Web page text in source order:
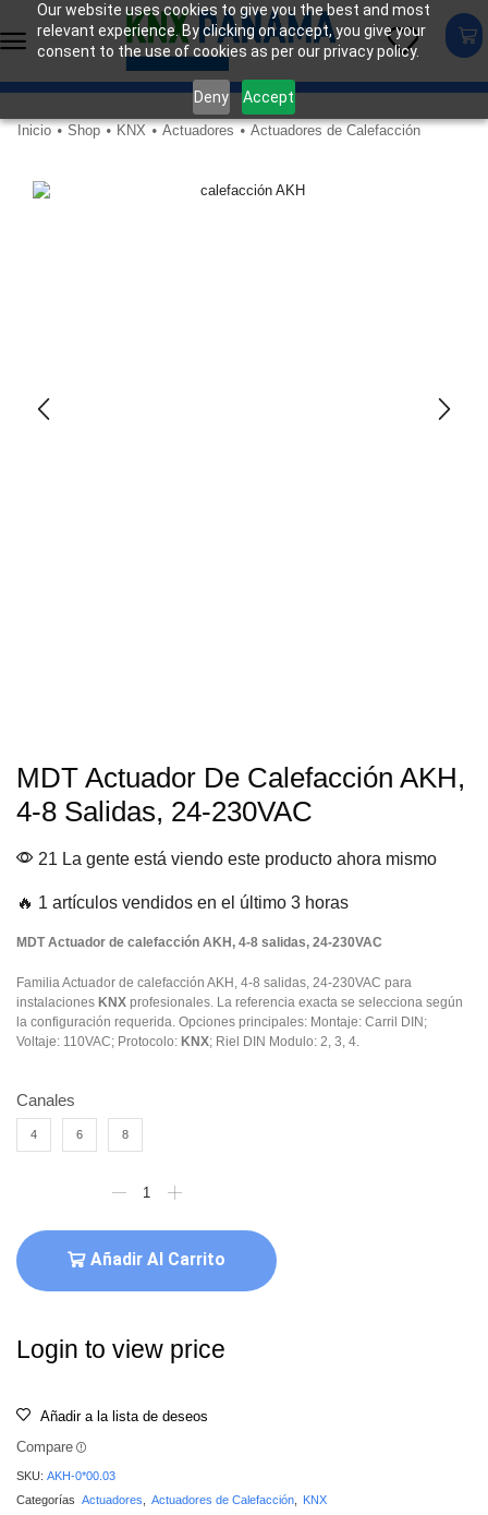
Our website uses cookies to give you the best and most
relevant experience. By clicking on accept, you give your
consent to the use of cookies as per our privacy policy.
Deny Accept
Inicio • Shop • KNX • Actuadores • Actuadores de Calefacción
MDT Actuador De Calefacción AKH,
4-8 Salidas, 24-230VAC
21 La gente está viendo este producto ahora mismo
🔥 1 artículos vendidos en el último 3 horas
MDT Actuador de calefacción AKH, 4-8 salidas, 24-230VAC
Familia Actuador de calefacción AKH, 4-8 salidas, 24-230VAC para
instalaciones KNX profesionales. La referencia exacta se selecciona según
la configuración requerida. Opciones principales: Montaje: Carril DIN;
Voltaje: 110VAC; Protocolo: KNX; Riel DIN Modulo: 2, 3, 4.
Canales
4 6 8
Añadir Al Carrito
Login to view price
Añadir a la lista de deseos
Compare
SKU: AKH-0*00.03
Categorías Actuadores Actuadores de Calefacción
KNX